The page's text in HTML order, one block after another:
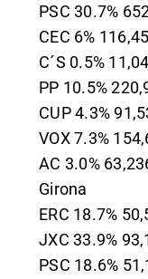
PSC 30.7%
CEC 6%
C´S 0.5%
PP 10.5%
CUP 4.3%
VOX 7.3%
AC 3.0%
Girona
ERC 18.7%
JXC 33.9%
PSC 18.6%